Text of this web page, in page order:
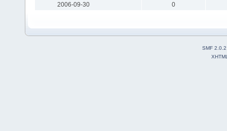
2006-09-30
0
SMF 2.0.2